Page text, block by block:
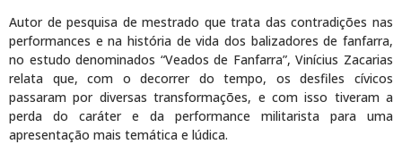
Autor de pesquisa de mestrado que trata das contradições nas
performances e na história de vida dos balizadores de fanfarra,
no estudo denominados “Veados de Fanfarra”, Vinícius Zacarias
relata que, com o decorrer do tempo, os desfiles cívicos
passaram por diversas transformações, e com isso tiveram a
perda do caráter e da performance militarista para uma
apresentação mais temática e lúdica.